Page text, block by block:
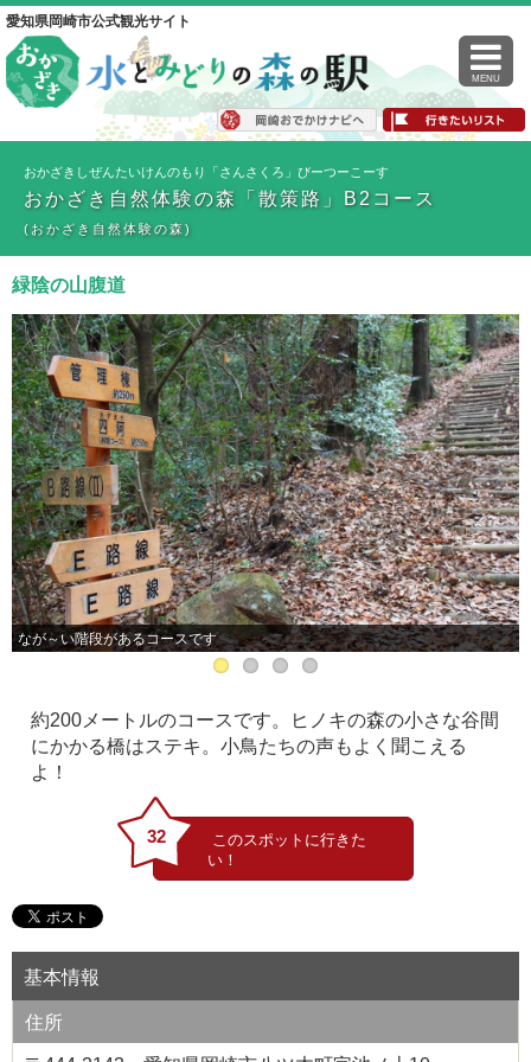
愛知県岡崎市公式観光サイト
MENU
おかざきしぜんたいけんのもり「さんさくろ」びーつーこーす
おかざき自然体験の森「散策路」B2コース
(おかざき自然体験の森)
緑陰の山腹道
なが～い階段があるコースです
約200メートルのコースです。ヒノキの森の小さな谷間
にかかる橋はステキ。小鳥たちの声もよく聞こえる
よ！
32
基本情報
住所